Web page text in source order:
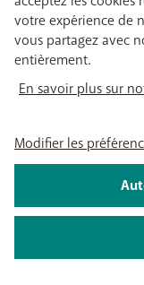
TV
Combiner
Promos
Boosters wifi
Tadaam
Free Data Day
limite hors
Tarifs internationaux
PayByMobile
Aide & Contact
My BASE
Points de vente
Déménager
LIENS UTILES
Activation SIM
Mon relevé de compte
Self install
App BASE TV
Retrouvez-nous sur
À propos de nous Carrière
925 669 - RPM Anvers
votre expérience de
vous partagez avec
entièrement.
En savoir plus sur
Modifier les